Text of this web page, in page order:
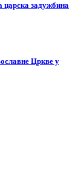
царска задужбина
Цркве у